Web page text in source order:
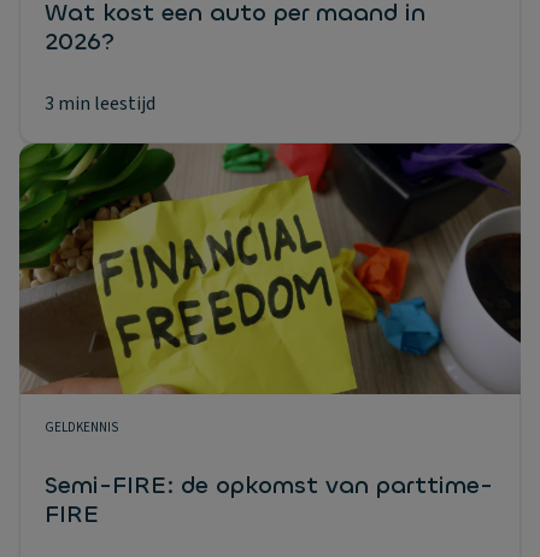
Wat kost een auto per maand in
2026?
3 min leestijd
GELDKENNIS
Semi-FIRE: de opkomst van parttime-
FIRE